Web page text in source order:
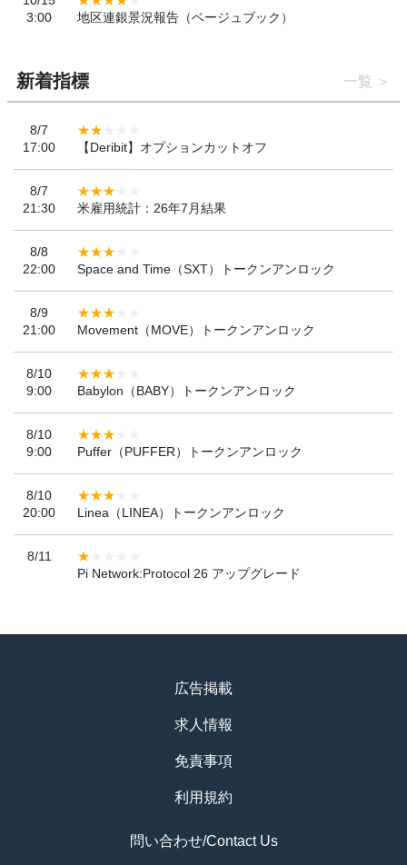
3:00
地区連銀景況報告（ベージュブック）
新着指標 一覧
8/7
17:00
【Deribit】オプションカットオフ
8/7
21:30
米雇用統計：26年7月結果
8/8
22:00
Space and Time（SXT）トークンアンロック
8/9
21:00
Movement（MOVE）トークンアンロック
8/10
9:00
Babylon（BABY）トークンアンロック
8/10
9:00
Puffer（PUFFER）トークンアンロック
8/10
20:00
Linea（LINEA）トークンアンロック
8/11
Pi Network:Protocol 26 アップグレード
広告掲載
求人情報
免責事項
利用規約
問い合わせ/Contact Us